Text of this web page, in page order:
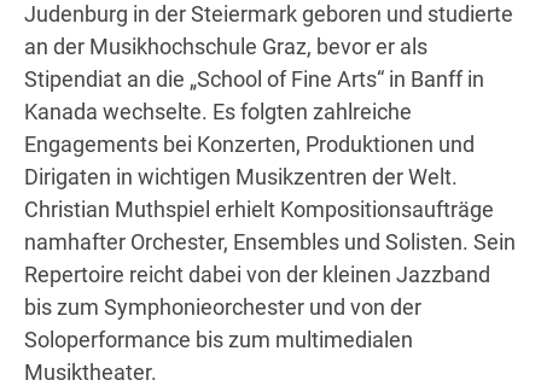
Judenburg in der Steiermark geboren und studierte
an der Musikhochschule Graz, bevor er als
Stipendiat an die „School of Fine Arts“ in Banff in
Kanada wechselte. Es folgten zahlreiche
Engagements bei Konzerten, Produktionen und
Dirigaten in wichtigen Musikzentren der Welt.
Christian Muthspiel erhielt Kompositionsaufträge
namhafter Orchester, Ensembles und Solisten. Sein
Repertoire reicht dabei von der kleinen Jazzband
bis zum Symphonieorchester und von der
Soloperformance bis zum multimedialen
Musiktheater.